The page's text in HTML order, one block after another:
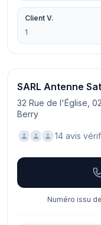
Client V.
1
SARL Antenne
32 Rue de l'Église,
Berry
14 avis
Numéro issu